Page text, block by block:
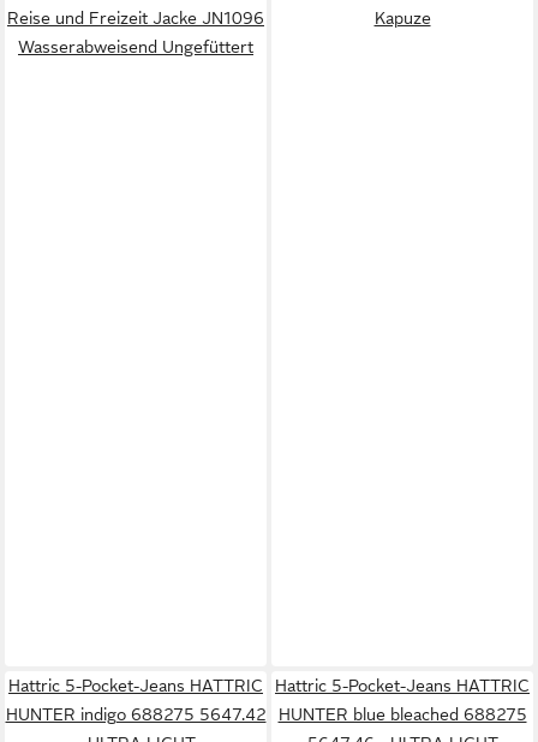
Reise und Freizeit Jacke JN1096
Wasserabweisend Ungefüttert
Kapuze
Hattric 5-Pocket-Jeans HATTRIC
HUNTER indigo 688275 5647.42
Hattric 5-Pocket-Jeans HATTRIC
HUNTER blue bleached 688275